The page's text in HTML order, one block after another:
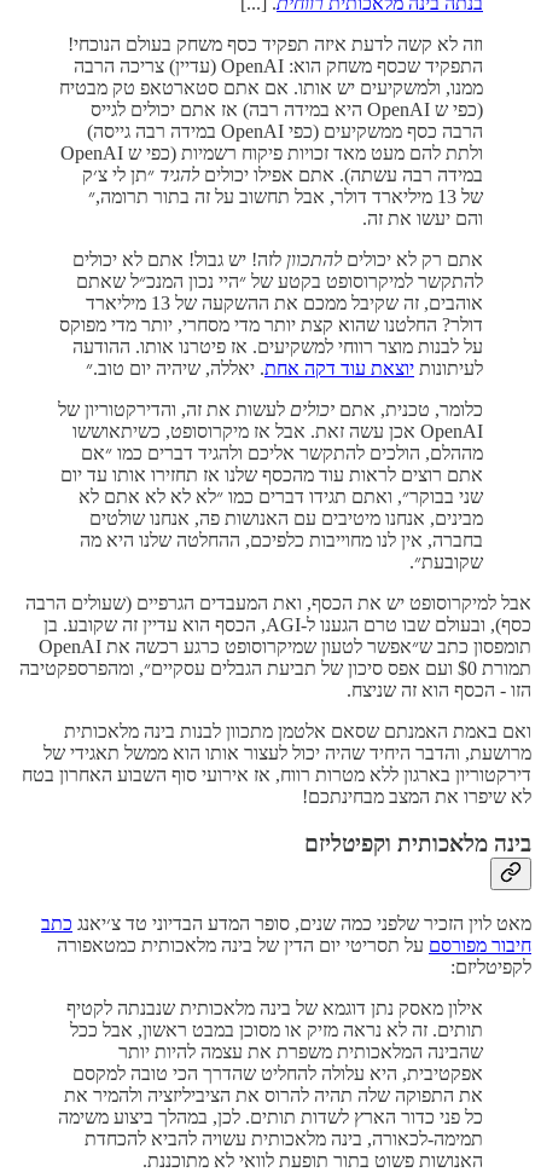
וזה לא קשה לדעת איזה תפקיד כסף משחק בעולם הנוכחי!
התפקיד שכסף משחק הוא: OpenAI (עדיין) צריכה הרבה
ממנו, ולמשקיעים יש אותו. אם אתם סטארטאפ טק מבטיח
(כפי ש OpenAI היא במידה רבה) אז אתם יכולים לגייס
הרבה כסף ממשקיעים (כפי OpenAI במידה רבה גייסה)
ולתת להם מעט מאד זכויות פיקוח רשמיות (כפי ש OpenAI
במידה רבה עשתה). אתם אפילו יכוליםלהגיד ״תן לי צ׳ק
של 13 מיליארד דולר, אבל תחשוב על זה בתור תרומה,״
והם יעשו את זה.
אתם רק לא יכוליםלהתכוון לזה! יש גבול! אתם לא יכולים
להתקשר למיקרוסופט בקטע של ״היי נכון המנכ״ל שאתם
אוהבים, זה שקיבל ממכם את ההשקעה של 13 מיליארד
דולר? החלטנו שהוא קצת יותר מדי מסחרי, יותר מדי מפוקס
על לבנות מוצר רווחי למשקיעים. אז פיטרנו אותו. ההודעה
לעיתונות יוצאת עוד דקה אחת. יאללה, שיהיה יום טוב.״
כלומר, טכנית, אתם יכולים לעשות את זה, והדירקטוריון של
OpenAI אכן עשה זאת. אבל אז מיקרוסופט, כשיתאוששו
מההלם, הולכים להתקשר אליכם ולהגיד דברים כמו ״אם
אתם רוצים לראות עוד מהכסף שלנו אז תחזירו אותו עד יום
שני בבוקר״, ואתם תגידו דברים כמו ״לא לא לא אתם לא
מבינים, אנחנו מיטיבים עם האנושות פה, אנחנו שולטים
בחברה, אין לנו מחוייבות כלפיכם, ההחלטה שלנו היא מה
שקובעת״.
אבל למיקרוסופט יש את הכסף, ואת המעבדים הגרפיים (שעולים הרבה
כסף), ובעולם שבו טרם הגענו ל-AGI, הכסף הוא עדיין זה שקובע. בן
תומפסון כתב ש״אפשר לטעון שמיקרוסופט כרגע רכשה את OpenAI
תמורת $0 ועם אפס סיכון של תביעת הגבלים עסקיים״, ומהפרספקטיבה
הזו - הכסף הוא זה שניצח.
ואם באמת האמנתם שסאם אלטמן מתכוון לבנות בינה מלאכותית
מרושעת, והדבר היחיד שהיה יכול לעצור אותו הוא ממשל תאגידי של
דירקטוריון בארגון ללא מטרות רווח, אז אירועי סוף השבוע האחרון בטח
לא שיפרו את המצב מבחינתכם!
בינה מלאכותית וקפיטליזם
מאט לוין הזכיר שלפני כמה שנים, סופר המדע הבדיוני טד צ׳יאנג כתב
חיבור מפורסם על תסריטי יום הדין של בינה מלאכותית כמטאפורה
לקפיטליזם:
אילון מאסק נתן דוגמא של בינה מלאכותית שנבנתה לקטיף
תותים. זה לא נראה מזיק או מסוכן במבט ראשון, אבל ככל
שהבינה המלאכותית משפרת את עצמה להיות יותר
אפקטיבית, היא עלולה להחליט שהדרך הכי טובה למקסם
את התפוקה שלה תהיה להרוס את הציביליזציה ולהמיר את
כל פני כדור הארץ לשדות תותים. לכן, במהלך ביצוע משימה
תמימה-לכאורה, בינה מלאכותית עשויה להביא להכחדת
האנושות פשוט בתור תופעת לוואי לא מתוכננת.